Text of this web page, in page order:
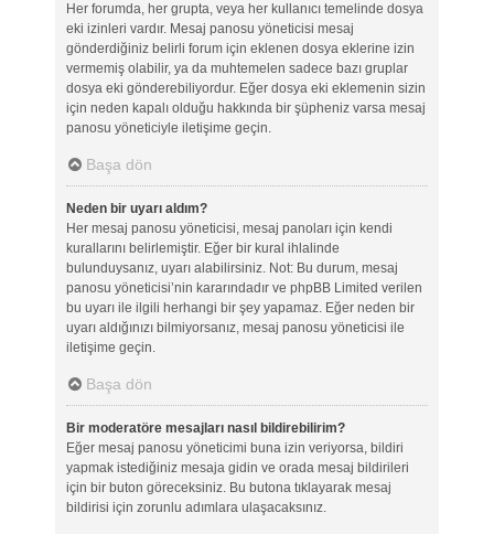
Her forumda, her grupta, veya her kullanıcı temelinde dosya
eki izinleri vardır. Mesaj panosu yöneticisi mesaj
gönderdiğiniz belirli forum için eklenen dosya eklerine izin
vermemiş olabilir, ya da muhtemelen sadece bazı gruplar
dosya eki gönderebiliyordur. Eğer dosya eki eklemenin sizin
için neden kapalı olduğu hakkında bir şüpheniz varsa mesaj
panosu yöneticiyle iletişime geçin.
Başa dön
Neden bir uyarı aldım?
Her mesaj panosu yöneticisi, mesaj panoları için kendi
kurallarını belirlemiştir. Eğer bir kural ihlalinde
bulunduysanız, uyarı alabilirsiniz. Not: Bu durum, mesaj
panosu yöneticisi’nin kararındadır ve phpBB Limited verilen
bu uyarı ile ilgili herhangi bir şey yapamaz. Eğer neden bir
uyarı aldığınızı bilmiyorsanız, mesaj panosu yöneticisi ile
iletişime geçin.
Başa dön
Bir moderatöre mesajları nasıl bildirebilirim?
Eğer mesaj panosu yöneticimi buna izin veriyorsa, bildiri
yapmak istediğiniz mesaja gidin ve orada mesaj bildirileri
için bir buton göreceksiniz. Bu butona tıklayarak mesaj
bildirisi için zorunlu adımlara ulaşacaksınız.